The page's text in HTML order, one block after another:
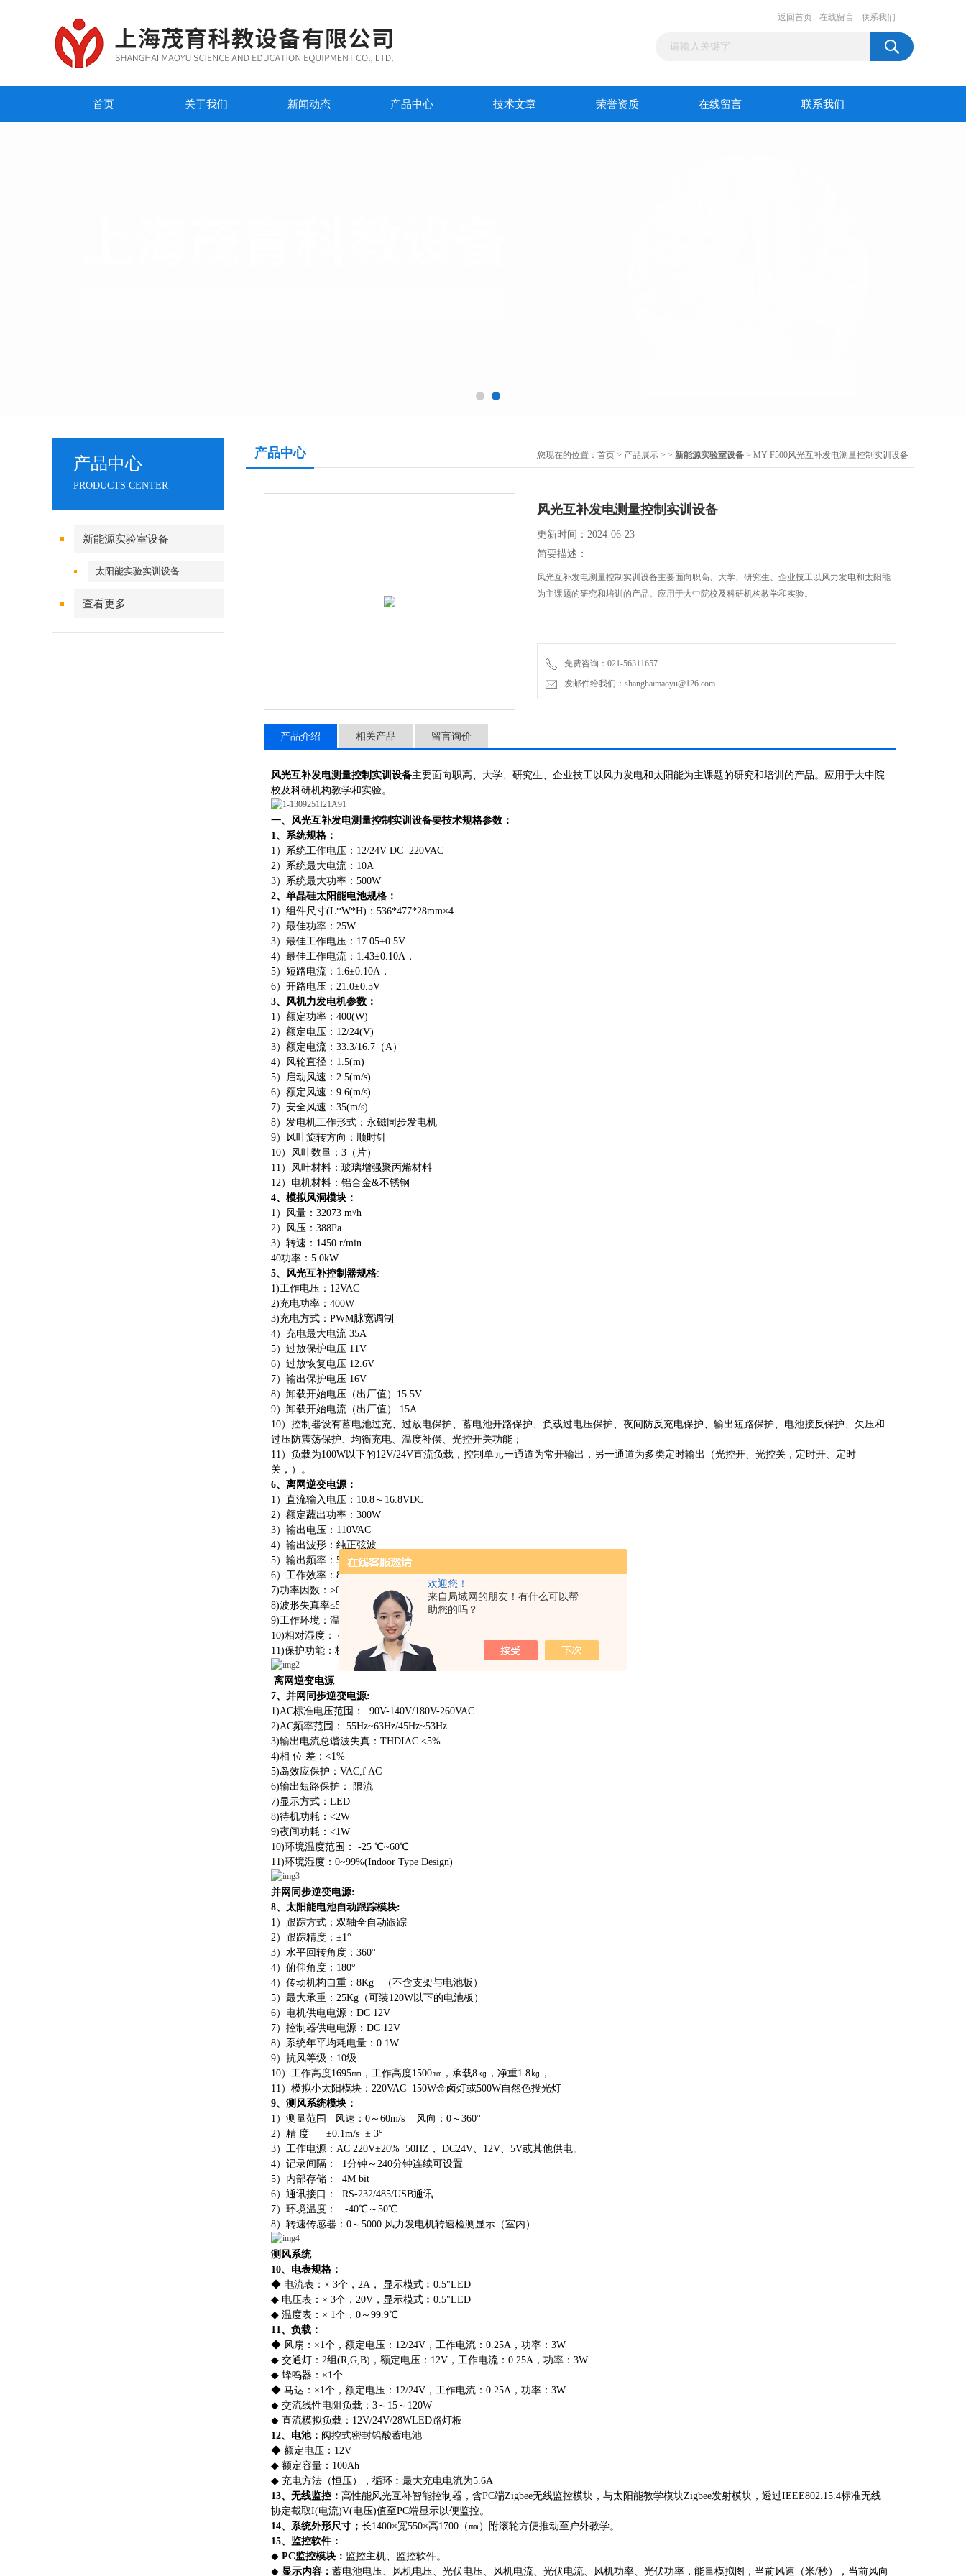
欢迎您！
来自局域网的朋友！有什么可以帮
助您的吗？
返回首页 在线留言 联系我们
首页 关于我们 新闻动态 产品中心 技术文章 荣誉资质 在线留言 联系我们
产品中心
PRODUCTS CENTER
新能源实验室设备
太阳能实验实训设备
查看更多
产品中心 您现在的位置： 首页 > 产品展示 > > 新能源实验室设备 > MY-F500风光互补发电测量控制实训设备
风光互补发电测量控制实训设备
更新时间：2024-06-23
简要描述：
风光互补发电测量控制实训设备主要面向职高、大学、研究生、企业技工以风力发电和太阳能
为主课题的研究和培训的产品。应用于大中院校及科研机构教学和实验。
免费咨询：021-56311657
发邮件给我们：shanghaimaoyu@126.com
产品介绍 相关产品 留言询价
风光互补发电测量控制实训设备主要面向职高、大学、研究生、企业技工以风力发电和太阳能为主课题的研究和培训的产品。 应用于大中院
校及科研机构教学和实验。
一、 风光互补发电测量控制实训设备要技术规格参数 ：
1、系统规格 ：
1 ） 系统工作电压 ： 12/24V DC 220VAC
2） 系统最大电流 ： 10A
3） 系统最大功率 ： 500W
2、单晶硅太阳能电池规格 ：
1 ） 组件尺寸(L*W*H) ： 536*477*28mm×4
2） 最佳功率 ： 25W
3） 最佳工作电压 ： 17.05±0.5V
4） 最佳工作电流 ： 1.43±0.10A ，
5） 短路电流 ： 1.6±0.10A ，
6） 开路电压 ： 21.0±0.5V
3、风机力发电机参数 ：
1 ） 额定功率 ： 400(W)
2） 额定电压 ： 12/24(V)
3） 额定电流 ： 33.3/16.7 （A）
4） 风轮直径 ： 1.5(m)
5） 启动风速 ： 2.5(m/s)
6） 额定风速 ： 9.6(m/s)
7） 安全风速 ： 35(m/s)
8） 发电机工作形式：永磁同步发电机
9） 风叶旋转方向：顺时针
10） 风叶数量 ： 3 （片）
11 ） 风叶材料：玻璃增强聚丙烯材料
12） 电机材料：铝合金&不锈钢
4、模拟风洞模块 ：
1 ） 风量 ： 32073 mз/h
2） 风压 ： 388Pa
3） 转速 ： 1450 r/min
40功率 ： 5.0kW
5、风光互补控制器规格:
1)工作电压 ： 12VAC
2)充电功率 ： 400W
3)充电方式 ： PWM脉宽调制
4） 充电最大电流 35A
5） 过放保护电压 11V
6） 过放恢复电压 12.6V
7） 输出保护电压 16V
8） 卸载开始电压（出厂值 ） 15.5V
9） 卸载开始电流（出厂值 ）
15A
10） 控制器设有蓄电池过充、过放电保护、蓄电池开路保护、负载过电压保护、夜间防反充电保护、输出短路保护、电池接反保护、欠压和
过压防震荡保护、均衡充电、温度补偿、光控开关功能；
11 ） 负载为100W以下的12V/24V直流负载，控制单元一通道为常开输出，另一通道为多类定时输出（光控开、光控关，定时开、定时
关，）。
6、离网逆变电源：
1 ） 直流输入电压 ： 10.8 ～ 16.8VDC
2） 额定蔬出功率 ： 300W
3） 输出电压 ： 110VAC
4） 输出波形：纯正弦波
5） 输出频率 ： 50Hz
6） 工作效率 ： 85%
7)功率因数 ： >0.88
8)波形失真率≤5%
9)工作环境：温 ～50 ℃
10)相对湿度 ： ﹤ 5℃）
11)保护功能：极性反接、短路、过热、过载保护
离网逆变电源
7、并网同步逆变电源:
1)AC标准电压范围 ：
90V-140V/180V-260VAC
2)AC频率范围 ：
55Hz~63Hz/45Hz~53Hz
3)输出电流总谐波失真 ： THDIAC <5%
4)相 位 差 ： <1%
5)岛效应保护 ： VAC;f AC
6)输出短路保护 ：
限流
7)显示方式 ： LED
8)待机功耗 ： <2W
9)夜间功耗 ： <1W
10)环境温度范围 ： -25 ℃~60℃
11)环境湿度 ： 0~99%(Indoor Type Design)
并网同步逆变电源:
8、太阳能电池自动跟踪模块:
1 ） 跟踪方式：双轴全自动跟踪
2） 跟踪精度 ： ±1°
3） 水平回转角度 ： 360°
4） 俯仰角度 ： 180°
4） 传动机构自重 ： 8Kg
（不含支架与电池板）
5） 最大承重 ： 25Kg （可装120W以下的电池板）
6） 电机供电电源 ： DC 12V
7） 控制器供电电源 ： DC 12V
8） 系统年平均耗电量 ： 0.1W
9） 抗风等级 ： 10级
10） 工作高度1695㎜，工作高度1500㎜，承载8㎏，净重1.8㎏，
11 ） 模拟小太阳模块 ： 220VAC 150W金卤灯或500W自然色投光灯
9、测风系统模块 ：
1 ） 测量范围 风速 ： 0 ～ 60m/s 风向 ： 0 ～ 360°
2） 精 度 ±0.1m/s ± 3°
3） 工作电源 ： AC 220V±20% 50HZ ， DC24V、 12V、 5V或其他供电。
4） 记录间隔 ： 1分钟 ～ 240分钟连续可设置
5） 内部存储 ：
4M bit
6） 通讯接口 ： RS-232/485/USB通讯
7） 环境温度 ： -40℃ ～ 50℃
8） 转速传感器 ： 0 ～ 5000 风力发电机转速检测显示（室内）
测风系统
10、电表规格 ：
◆ 电流表 ： × 3个 ， 2A ， 显示模式 ︰ 0.5"LED
◆ 电压表 ： × 3个 ， 20V ，显示模式 ︰ 0.5"LED
◆ 温度表 ： × 1个 ， 0 ～ 99.9℃
11、负载：
◆ 风扇 ： ×1个，额定电压 ： 12/24V ，工作电流 ： 0.25A ，功率 ： 3W
◆ 交通灯 ： 2组 (R,G,B) ，额定电压 ： 12V ，工作电流 ： 0.25A ，功率 ： 3W
◆ 蜂鸣器 ： ×1个
◆ 马达 ： ×1个，额定电压 ： 12/24V ，工作电流 ： 0.25A ，功率 ： 3W
◆ 交流线性电阻负载 ： 3 ～ 15 ～ 120W
◆ 直流模拟负载 ： 12V/24V/28WLED路灯板
12、电池： 阀控式密封铅酸蓄电池
◆ 额定电压 ： 12V
◆ 额定容量 ： 100Ah
◆ 充电方法（恒压），循环 ︰ 最大充电电流为5.6A
13、无线监控： 高性能风光互补智能控制器， 含PC端Zigbee无线监控模块，与太阳能教学模块Zigbee发射模块，透过IEEE802.15.4标准无线
协定截取I(电流)V(电压)值至PC端显示以便监控。
14、系统外形尺寸； 长1400×宽550×高1700 （㎜）附滚轮方便推动至户外教学。
15、监控软件：
◆ PC监控模块： 监控主机、监控软件。
◆ 显示内容： 蓄电池电压、风机电压、光伏电压、风机电流、光伏电流、风机功率、光伏功率，能量模拟图，当前风速（米/秒），当前风向